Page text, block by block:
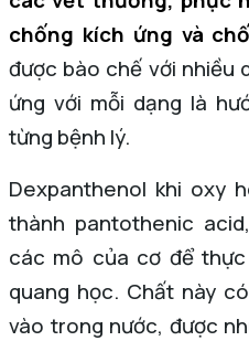
chống kích ứng và
được bào chế với nhiều
ứng với mỗi dạng là
từng bệnh lý.
Dexpanthenol khi oxy
thành pantothenic
các mô của cơ để
quang học. Chất này
vào trong nước, được